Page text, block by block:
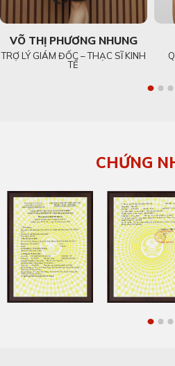
VÕ THỊ PHƯƠNG NHUNG
TRỢ LÝ GIÁM ĐỐC – THẠC SĨ KINH
TẾ
CHỨNG